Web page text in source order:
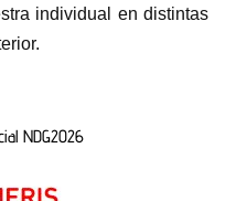
individual en distintas
NDG2026